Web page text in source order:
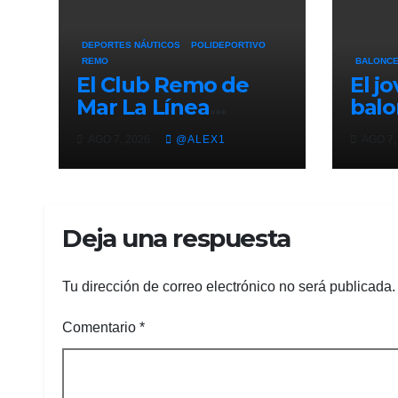
DEPORTES NÁUTICOS
POLIDEPORTIVO
REMO
El Club Remo de
Mar La Línea
empieza con
buenas sensaciones
el Campeonato de
@ALEX1
El
el
Deja una respuesta
Tu dirección de correo electrónico no será publicada.
Comentario *